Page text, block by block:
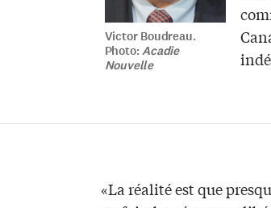
Victor Boudreau.
Photo:Acadie
Nouvelle
«La réalité est que